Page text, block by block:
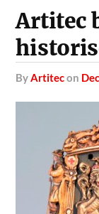
Artitec
byArtitecon